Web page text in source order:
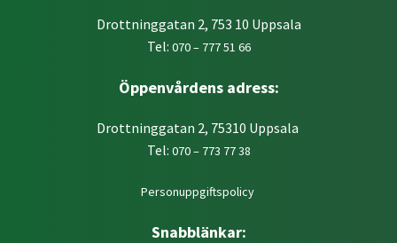
Drottninggatan 2, 753 10 Uppsala
Tel: 070 – 777 51 66
Öppenvårdens adress:
Drottninggatan 2, 75310 Uppsala
Tel: 070 – 773 77 38
Personuppgiftspolicy
Snabblänkar: